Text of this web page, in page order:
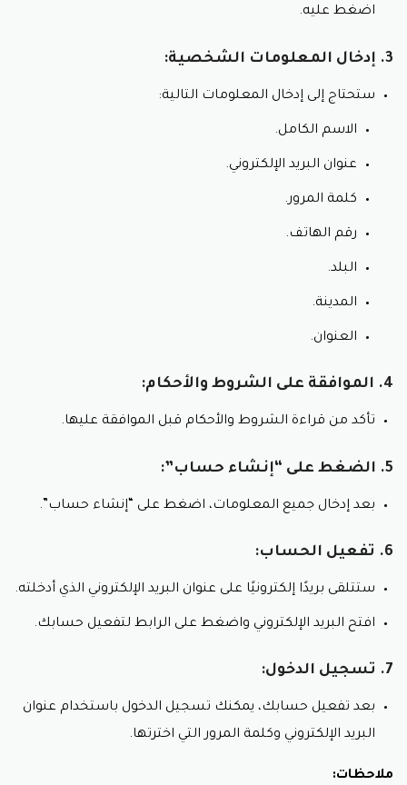
اضغط عليه.
3. إدخال المعلومات الشخصية:
ستحتاج إلى إدخال المعلومات التالية:
الاسم الكامل.
عنوان البريد الإلكتروني.
كلمة المرور.
رقم الهاتف.
البلد.
المدينة.
العنوان.
4. الموافقة على الشروط والأحكام:
تأكد من قراءة الشروط والأحكام قبل الموافقة عليها.
5. الضغط على “إنشاء حساب”:
بعد إدخال جميع المعلومات، اضغط على “إنشاء حساب”.
6. تفعيل الحساب:
ستتلقى بريدًا إلكترونيًا على عنوان البريد الإلكتروني الذي أدخلته.
افتح البريد الإلكتروني واضغط على الرابط لتفعيل حسابك.
7. تسجيل الدخول:
بعد تفعيل حسابك، يمكنك تسجيل الدخول باستخدام عنوان
البريد الإلكتروني وكلمة المرور التي اخترتها.
ملاحظات: